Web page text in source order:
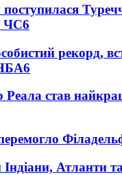
ЧС6
рекорд,
6
Реала став
Атланти